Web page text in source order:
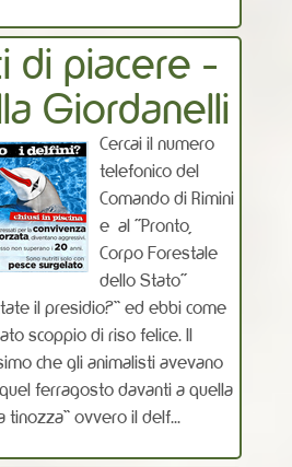
di piacere -
Giordanelli
Cercai il numero
telefonico del
Comando di Rimini
e al “Pronto,
Corpo Forestale
dello Stato“
il presidio?” ed ebbi come
scoppio di riso felice. Il
che gli animalisti avevano
ferragosto davanti a quella
tinozza” ovvero il delf...